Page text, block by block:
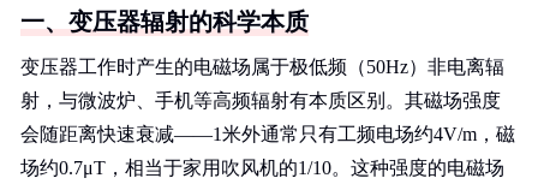
一、变压器辐射的科学本质
变压器工作时产生的电磁场属于极低频（50Hz）非电离辐
射，与微波炉、手机等高频辐射有本质区别。其磁场强度
会随距离快速衰减——1米外通常只有工频电场约4V/m，磁
场约0.7μT，相当于家用吹风机的1/10。这种强度的电磁场